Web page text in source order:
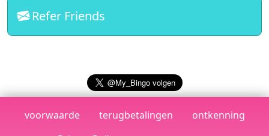
Refer Friends
voorwaarde terugbetalingen
ontkenning